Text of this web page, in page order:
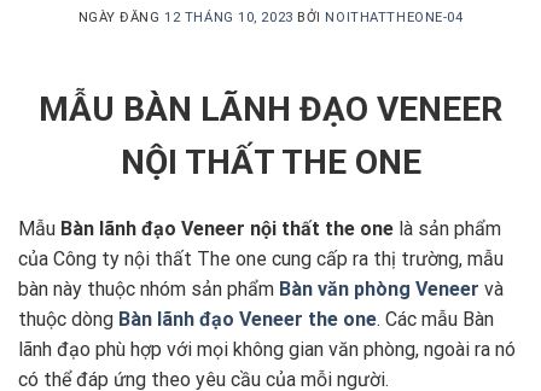
NGÀY ĐĂNG12 THÁNG 10, 2023 BỞI NOITHATTHEONE-04
MẪU BÀN LÃNH ĐẠO VENEER
NỘI THẤT THE ONE
Mẫu Bàn lãnh đạo Veneer nội thất the one là sản phẩm
của Công ty nội thất The one cung cấp ra thị trường, mẫu
bàn này thuộc nhóm sản phẩm Bàn văn phòng Veneer và
thuộc dòng Bàn lãnh đạo Veneer the one. Các mẫu Bàn
lãnh đạo phù hợp với mọi không gian văn phòng, ngoài ra nó
có thể đáp ứng theo yêu cầu của mỗi người.